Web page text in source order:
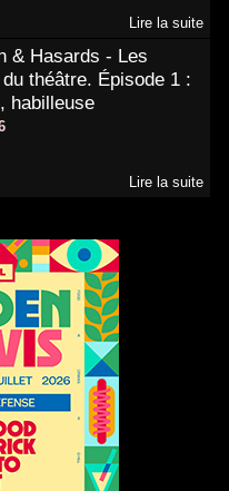
Lire la suite
& Hasards - Les
théâtre. Épisode 1 :
habilleuse
Lire la suite